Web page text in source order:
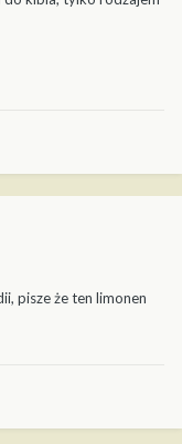
pisze że ten limonen